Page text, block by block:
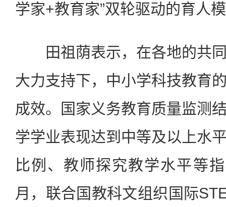
学家+教育家”双轮驱动的育人
田祖荫表示，在各地的共同
大力支持下，中小学科技教育
成效。国家义务教育质量监测
学学业表现达到中等及以上水
比例、教师探究教学水平等
月，联合国教科文组织国际